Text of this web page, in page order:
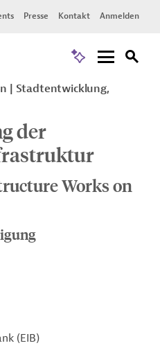
Presse Kontakt Anmelden
Stadtentwicklung,
der
Works on
(EIB)